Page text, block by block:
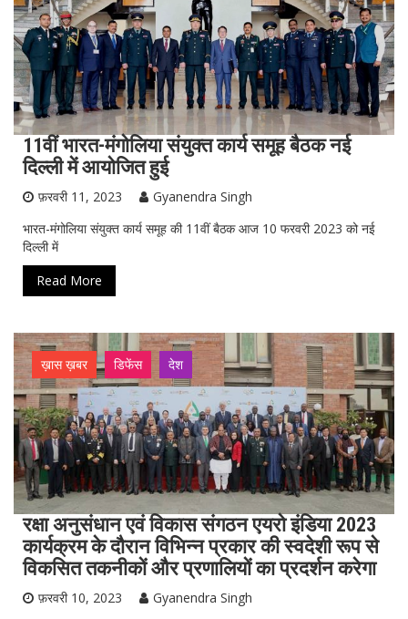
11वीं भारत-मंगोलिया संयुक्त कार्य समूह बैठक नई
दिल्ली में आयोजित हुई
फ़रवरी 11, 2023
Gyanendra Singh
भारत-मंगोलिया संयुक्त कार्य समूह की 11वीं बैठक आज 10 फरवरी 2023 को नई
दिल्ली में
Read More
ख़ास ख़बर डिफेंस देश
रक्षा अनुसंधान एवं विकास संगठन एयरो इंडिया 2023
कार्यक्रम के दौरान विभिन्न प्रकार की स्वदेशी रूप से
विकसित तकनीकों और प्रणालियों का प्रदर्शन करेगा
फ़रवरी 10, 2023
Gyanendra Singh